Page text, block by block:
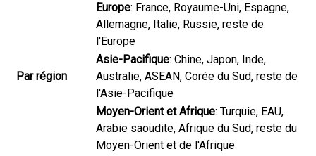
Par région
Europe: France, Royaume-Uni, Espagne,
Allemagne, Italie, Russie, reste de
l'Europe
Asie-Pacifique: Chine, Japon, Inde,
Australie, ASEAN, Corée du Sud, reste de
l'Asie-Pacifique
Moyen-Orient et Afrique: Turquie, EAU,
Arabie saoudite, Afrique du Sud, reste du
Moyen-Orient et de l'Afrique